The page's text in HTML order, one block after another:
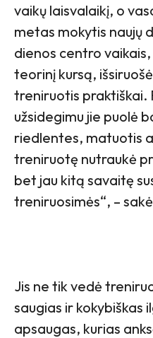
vaikų laisvalaikį, o
metas mokytis naujų
dienos centro
teorinį kursą,
treniruotis praktiškai.
užsidegimu jie puolė
riedlentes, matuotis
treniruotę nutraukė
bet jau kitą savaitę
treniruosimės“, –
Jis ne tik vedė
saugias ir kokybiškas
apsaugas, kurias